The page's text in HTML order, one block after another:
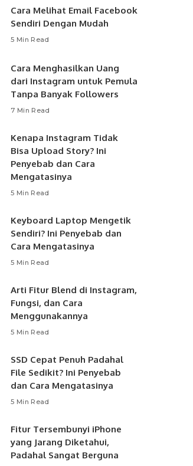
Cara Melihat Email Facebook
Sendiri Dengan Mudah
5 Min Read
Cara Menghasilkan Uang
dari Instagram untuk Pemula
Tanpa Banyak Followers
7 Min Read
Kenapa Instagram Tidak
Bisa Upload Story? Ini
Penyebab dan Cara
Mengatasinya
5 Min Read
Keyboard Laptop Mengetik
Sendiri? Ini Penyebab dan
Cara Mengatasinya
5 Min Read
Arti Fitur Blend di Instagram,
Fungsi, dan Cara
Menggunakannya
5 Min Read
SSD Cepat Penuh Padahal
File Sedikit? Ini Penyebab
dan Cara Mengatasinya
5 Min Read
Fitur Tersembunyi iPhone
yang Jarang Diketahui,
Padahal Sangat Berguna